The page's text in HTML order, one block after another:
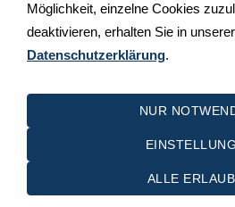
NAVIGATION EINBLENDEN
2021
Möglichkeit, einzelne Cookies
deaktivieren, erhalten Sie in unserer
Datenschutzerklärung.
NUR
ALLE